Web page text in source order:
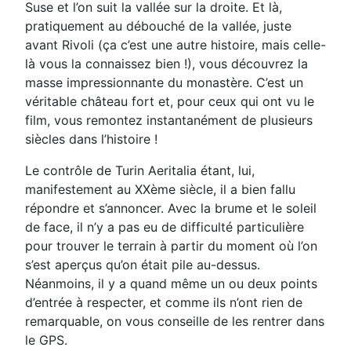
Suse et l’on suit la vallée sur la droite. Et là,
pratiquement au débouché de la vallée, juste
avant Rivoli (ça c’est une autre histoire, mais celle-
là vous la connaissez bien !), vous découvrez la
masse impressionnante du monastère. C’est un
véritable château fort et, pour ceux qui ont vu le
film, vous remontez instantanément de plusieurs
siècles dans l’histoire !
Le contrôle de Turin Aeritalia étant, lui,
manifestement au XXème siècle, il a bien fallu
répondre et s’annoncer. Avec la brume et le soleil
de face, il n’y a pas eu de difficulté particulière
pour trouver le terrain à partir du moment où l’on
s’est aperçus qu’on était pile au-dessus.
Néanmoins, il y a quand même un ou deux points
d’entrée à respecter, et comme ils n’ont rien de
remarquable, on vous conseille de les rentrer dans
le GPS.